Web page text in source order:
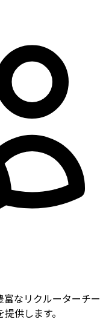
なリクルーターチー
供します。